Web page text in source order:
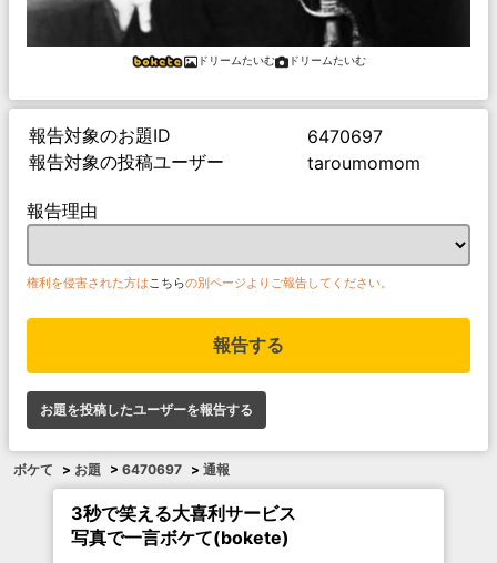
ドリームたいむ ドリームたいむ
報告対象のお題ID
6470697
報告対象の投稿ユーザー
taroumomom
報告理由
権利を侵害された方はこちらの別ページよりご報告してください。
報告する
お題を投稿したユーザーを報告する
ボケて > お題 > 6470697 > 通報
3秒で笑える大喜利サービス
写真で一言ボケて(bokete)